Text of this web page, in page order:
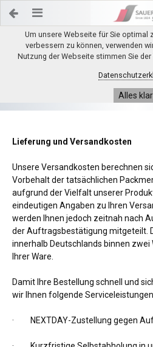
Um unsere Webseite für Sie optimal
verbessern zu können, verwenden
Nutzung der Webseite stimmen Sie
Alles
Lieferung und Versandkosten
Unsere Versandkosten berechnen
Vorbehalt der tatsächlichen
aufgrund der Vielfalt unserer
eindeutigen Angaben zu Ihren
werden Ihnen jedoch zeitnah nach
der Auftragsbestätigung mitgeteilt.
innerhalb Deutschlands binnen zwei
Ihrer Ware.
Damit Ihre Bestellung schnell und
wir Ihnen folgende
· NEXTDAY-Zustellung gegen